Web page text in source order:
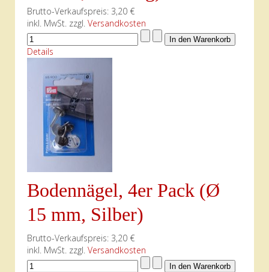
Brutto-Verkaufspreis: 3,20 €
inkl. MwSt. zzgl. Versandkosten
Details
Bodennägel, 4er Pack (Ø
15 mm, Silber)
Brutto-Verkaufspreis: 3,20 €
inkl. MwSt. zzgl. Versandkosten